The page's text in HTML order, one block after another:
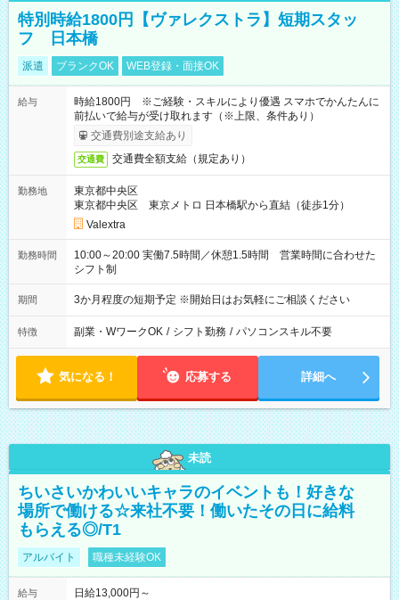
特別時給1800円【ヴァレクストラ】短期スタッ
フ 日本橋
派遣 ブランクOK WEB登録・面接OK
給与
時給1800円 ※ご経験・スキルにより優遇 スマホでかんたんに
前払いで給与が受け取れます（※上限、条件あり）
交通費別途支給あり
交通費 交通費全額支給（規定あり）
勤務地
東京都中央区
東京都中央区 東京メトロ 日本橋駅から直結（徒歩1分）
Valextra
勤務時間
10:00～20:00 実働7.5時間／休憩1.5時間 営業時間に合わせた
シフト制
期間 3か月程度の短期予定 ※開始日はお気軽にご相談ください
特徴 副業・WワークOK / シフト勤務 / パソコンスキル不要
気になる！ 応募する 詳細へ
未読
ちいさいかわいいキャラのイベントも！好きな
場所で働ける☆来社不要！働いたその日に給料
もらえる◎/T1
アルバイト 職種未経験OK
給与
日給13,000円～